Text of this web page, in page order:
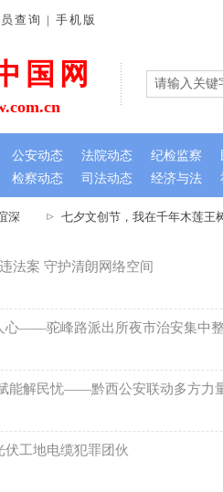
七夕文创节，我在千年木莲王
国网
检察动态 司法动态 经济与法
查询 | 手机版
公安动态 法院动态 纪检监察
法案 守护清朗网络空间
心——驼峰路派出所夜市治安集中
能解民忧——黔西公安联动多方力
工地电缆犯罪团伙